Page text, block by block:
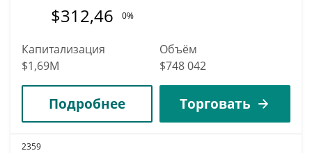
$312,46 0%
Капитализация
$1,69M
Объём
$748 042
Подробнее Торговать
2359